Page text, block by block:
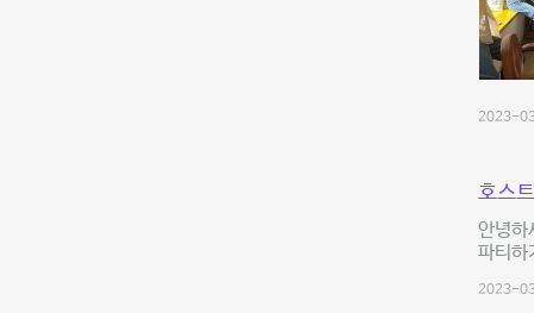
2023-
호스
안녕하
파티하
2023-